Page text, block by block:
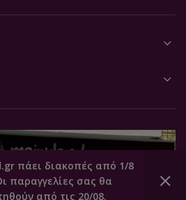
πάει διακοπές από 1/8
παραγγελίες σας θα
από τις 20/08.
0